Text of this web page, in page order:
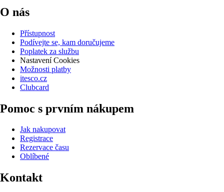
O nás
Přístupnost
Podívejte se, kam doručujeme
Poplatek za službu
Nastavení Cookies
Možnosti platby
itesco.cz
Clubcard
Pomoc s prvním nákupem
Jak nakupovat
Registrace
Rezervace času
Oblíbené
Kontakt